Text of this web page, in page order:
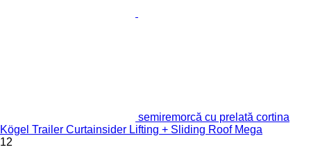
semiremorcă cu prelată cortina
Kögel Trailer Curtainsider Lifting + Sliding Roof Mega
12